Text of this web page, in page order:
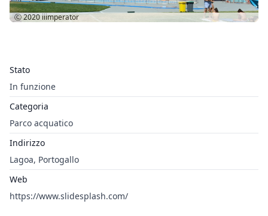
Stato
In funzione
Categoria
Parco acquatico
Indirizzo
Lagoa, Portogallo
Web
https://www.slidesplash.com/
Ⓒ 2020iiimperator